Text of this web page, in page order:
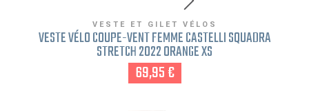
VESTE ET GILET VÉLOS
VESTE VÉLO COUPE-VENT FEMME CASTELLI SQUADRA
STRETCH 2022 ORANGE XS
69,95 €